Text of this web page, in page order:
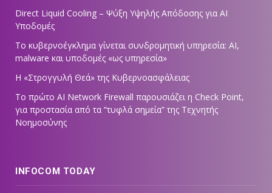
Direct Liquid Cooling – Ψύξη Υψηλής Απόδοσης για AI
Υποδομές
Το κυβερνοέγκλημα γίνεται συνδρομητική υπηρεσία: AI,
malware και υποδομές «ως υπηρεσία»
Η «Στρογγυλή Θεά» της Κυβερνοασφάλειας
Tο πρώτο AI Network Firewall παρουσιάζει η Check Point,
για προστασία από τα “τυφλά σημεία” της Τεχνητής
Νοημοσύνης
INFOCOM TODAY